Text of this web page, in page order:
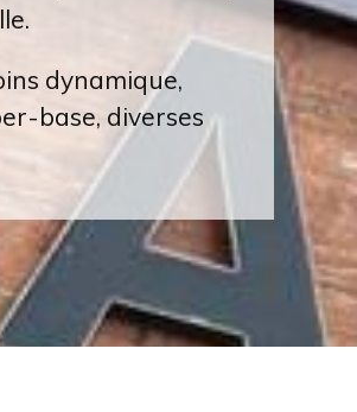
dynamique,
base, diverses